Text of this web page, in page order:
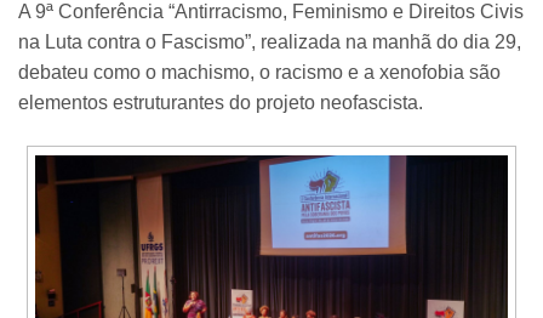
A 9ª Conferência “Antirracismo, Feminismo e Direitos Civis
na Luta contra o Fascismo”, realizada na manhã do dia 29,
debateu como o machismo, o racismo e a xenofobia são
elementos estruturantes do projeto neofascista.